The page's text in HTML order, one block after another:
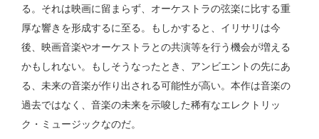
る。それは映画に留まらず、オーケストラの弦楽に比する重
厚な響きを形成するに至る。もしかすると、イリサリは今
後、映画音楽やオーケストラとの共演等を行う機会が増える
かもしれない。もしそうなったとき、アンビエントの先にあ
る、未来の音楽が作り出される可能性が高い。本作は音楽の
過去ではなく、音楽の未来を示唆した稀有なエレクトリッ
ク・ミュージックなのだ。